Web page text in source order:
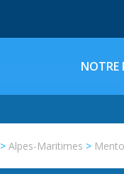
NOTRE
>Alpes-Maritimes >